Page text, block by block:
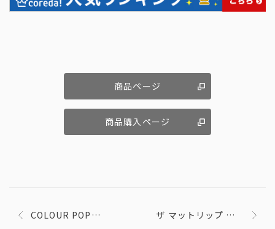
商品ページ
商品購入ページ
COLOUR POP
ザ マットリップ リキ